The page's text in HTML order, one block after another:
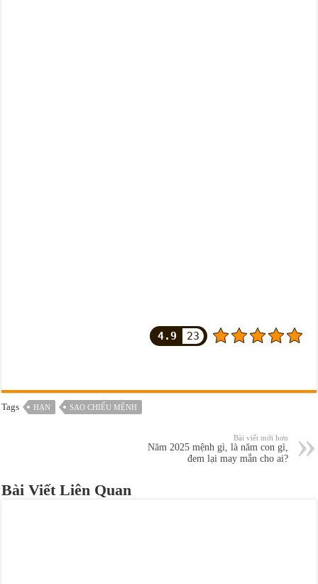
4.9 23
Tags HẠN SAO CHIẾU MỆNH
Bài viết mới hơn
Năm 2025 mệnh gì, là năm con gì,
đem lại may mắn cho ai?
Bài Viết Liên Quan